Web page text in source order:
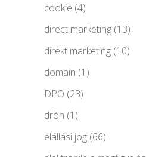
cookie (4)
direct marketing (13)
direkt marketing (10)
domain (1)
DPO (23)
drón (1)
elállási jog (66)